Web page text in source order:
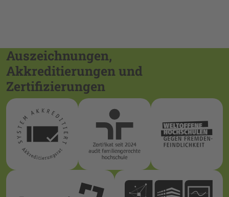
Auszeichnungen,
Akkreditierungen und
Zertifizierungen